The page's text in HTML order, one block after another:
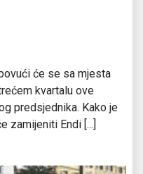
će se sa mjesta
kvartalu ove
predsjednika. Kako je
zamijeniti Endi [...]